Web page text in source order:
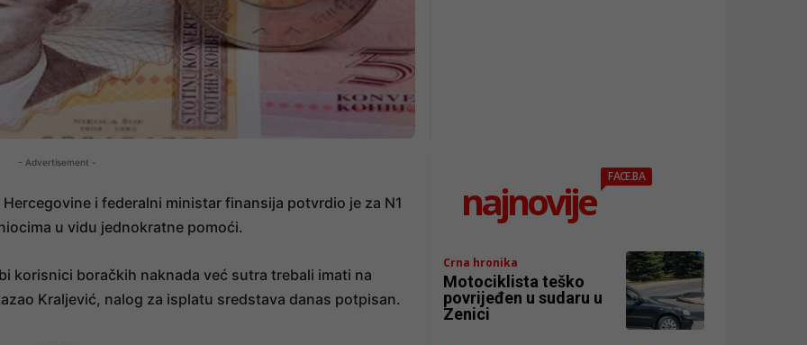
- Advertisement -
i federalni ministar finansija potvrdio je za N1
u vidu jednokratne pomoći.
korisnici boračkih naknada već sutra trebali imati na
Kraljević, nalog za isplatu sredstava danas potpisan.
najnovije
FACE.BA
Crna hronika
Motociklista teško
povrijeđen u sudaru u
Zenici